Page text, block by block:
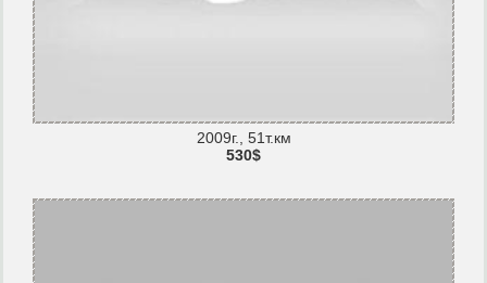
2009г., 51т.км
530$